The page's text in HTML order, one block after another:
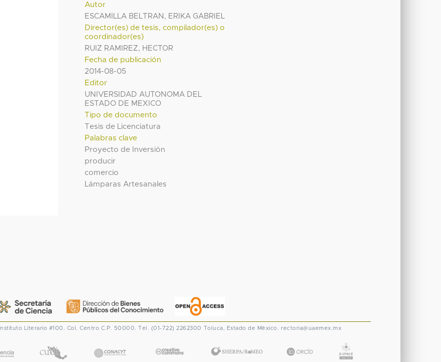
Autor
ESCAMILLA BELTRAN, ERIKA GABRIEL
Director(es) de tesis, compilador(es) o
coordinador(es)
RUIZ RAMIREZ, HECTOR
Fecha de publicación
2014-08-05
Editor
UNIVERSIDAD AUTONOMA DEL
ESTADO DE MEXICO
Tipo de documento
Tesis de Licenciatura
Palabras clave
Proyecto de Inversión
producir
comercio
Lámparas Artesanales
Instituto Literario #100. Col. Centro C.P. 50000. Tel. (01-722) 2262300 Toluca, Estado de México. rectoria@uaemex.mx